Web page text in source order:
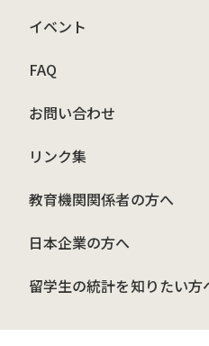
イベント
FAQ
お問い合わせ
リンク集
教育機関関係者の方へ
日本企業の方へ
留学生の統計を知りたい方